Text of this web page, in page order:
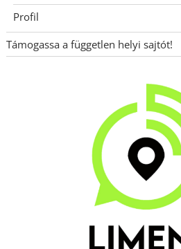
Profil
Támogassa a független helyi sajtót!